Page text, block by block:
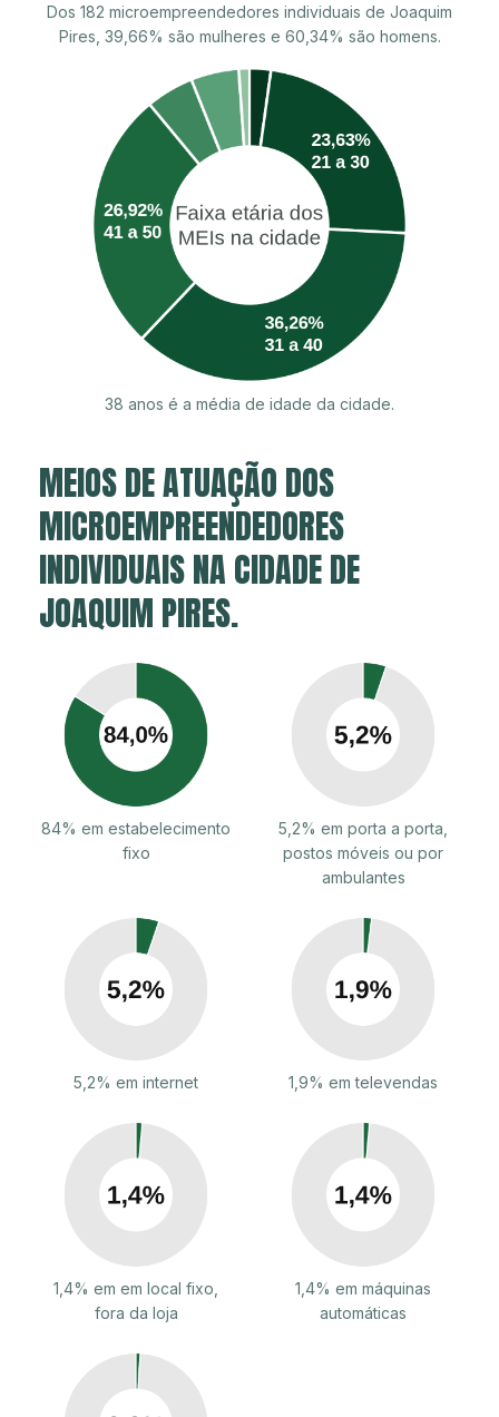
Dos 182 microempreendedores individuais de Joaquim
Pires, 39,66% são mulheres e 60,34% são homens.
38 anos é a média de idade da cidade.
MEIOS DE ATUAÇÃO DOS
MICROEMPREENDEDORES
INDIVIDUAIS NA CIDADE DE
JOAQUIM PIRES.
84% em estabelecimento
fixo
5,2% em porta a porta,
postos móveis ou por
ambulantes
5,2% em internet 1,9% em televendas
1,4% em em local fixo,
fora da loja
1,4% em máquinas
automáticas